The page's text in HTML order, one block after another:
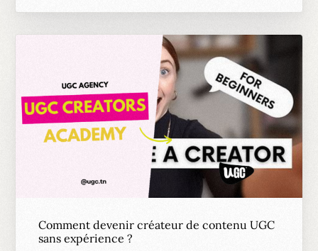
Comment devenir créateur de contenu UGC
sans expérience ?